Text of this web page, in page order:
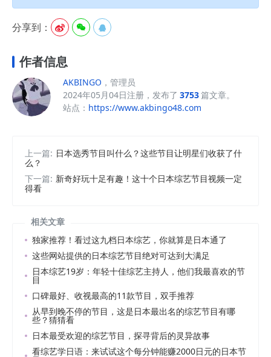
分享到：   
作者信息
AKBINGO ，管理员
2024年05月04日注册，发布了 3753篇文章。
站点： https://www.akbingo48.com
上一篇: 日本选秀节目叫什么？这些节目让明星们收获了什
么？
下一篇: 新奇好玩十足有趣！这十个日本综艺节目视频一定
得看
相关文章
独家推荐！看过这九档日本综艺，你就算是日本通了
这些网站提供的日本综艺节目绝对可达到大满足
日本综艺19岁：年轻十佳综艺主持人，他们我最喜欢的节
目
口碑最好、收视最高的11款节目，双手推荐
从早到晚不停的节目，这是日本最出名的综艺节目有哪
些？猜猜看
日本最受欢迎的综艺节目，探寻背后的灵异故事
看综艺学日语：来试试这个每分钟能赚2000日元的日本节